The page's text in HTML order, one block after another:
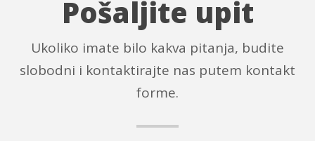
Pošaljite upit
Ukoliko imate bilo kakva pitanja, budite
slobodni i kontaktirajte nas putem kontakt
forme.